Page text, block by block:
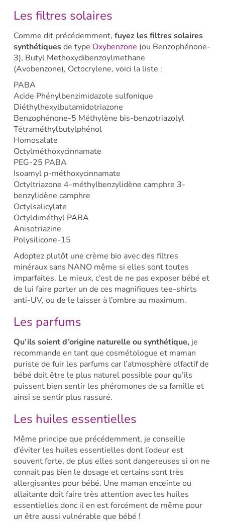
Les filtres solaires
Comme dit précédemment, fuyez les filtres solaires
synthétiquesde type Oxybenzone (ou Benzophénone-
3), Butyl Methoxydibenzoylmethane
(Avobenzone), Octocrylene, voici la liste :
PABA
Acide Phénylbenzimidazole sulfonique
Diéthylhexylbutamidotriazone
Benzophénone-5 Méthylène bis-benzotriazolyl
Tétraméthylbutylphénol
Homosalate
Octylméthoxycinnamate
PEG-25 PABA
Isoamyl p-méthoxycinnamate
Octyltriazone 4-méthylbenzylidène camphre 3-
benzylidène camphre
Octylsalicylate
Octyldiméthyl PABA
Anisotriazine
Polysilicone-15
Adoptez plutôt une crème bio avec des filtres
minéraux sans NANO même si elles sont toutes
imparfaites. Le mieux, c’est de ne pas exposer bébé et
de lui faire porter un de ces magnifiques tee-shirts
anti-UV, ou de le laisser à l’ombre au maximum.
Les parfums
Qu’ils soient d’origine naturelle ou synthétique,je
recommande en tant que cosmétologue et maman
puriste de fuir les parfums car l’atmosphère olfactif de
bébé doit être le plus naturel possible pour qu’ils
puissent bien sentir les phéromones de sa famille et
ainsi se sentir plus rassuré.
Les huiles essentielles
Même principe que précédemment, je conseille
d’éviter les huiles essentielles dont l’odeur est
souvent forte, de plus elles sont dangereuses si on ne
connait pas bien le dosage et certains sont très
allergisantes pour bébé. Une maman enceinte ou
allaitante doit faire très attention avec les huiles
essentielles donc il en est forcément de même pour
un être aussi vulnérable que bébé !